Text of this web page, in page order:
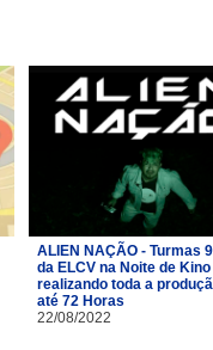
ALIEN NAÇÃO - Turmas
da ELCV na Noite de Kino
realizando toda a
até 72 Horas
22/08/2022